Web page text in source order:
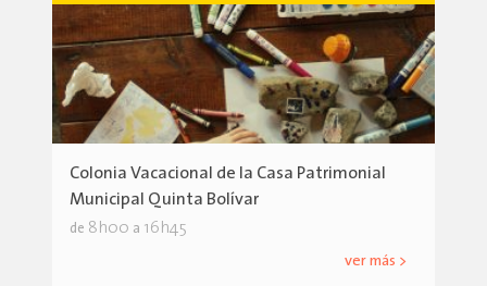
Colonia Vacacional de la Casa Patrimonial
Municipal Quinta Bolívar
de 8h00 a 16h45
ver más >